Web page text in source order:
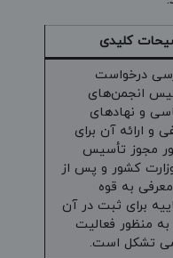
کلیدی
درخواست
انجمن‌های
و نهادهای
و ارائه آن برای
مجوز تأسیس
کشور و پس از
به قوه
برای ثبت در آن
به منظور فعالیت
تشکل است.